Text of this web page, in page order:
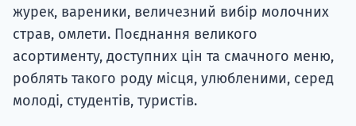
журек, вареники, величезний вибір молочних
страв, омлети. Поєднання великого
асортименту, доступних цін та смачного меню,
роблять такого роду місця, улюбленими, серед
молоді, студентів, туристів.